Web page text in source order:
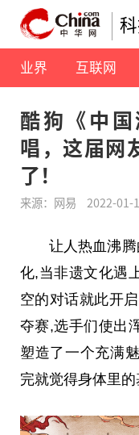
业界 互联网
酷狗《中
唱，这届网
了！
来源：网易 2022-01-
让人热血沸腾
化,当非遗文化遇
空的对话就此开
夺赛,选手们使出
塑造了一个充满
完就觉得身体里